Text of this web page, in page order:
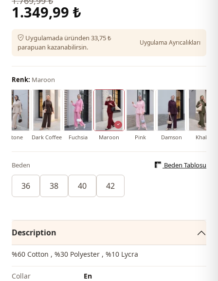
1.349,99 ₺
Uygulamada üründen 33,75 ₺
parapuan kazanabilirsin.
Uygulama Ayrıcalıkları
Renk: Maroon
Stone Dark Coffee Fuchsia Maroon Pink Damson Khaki
Beden Beden Tablosu
36 38 40 42
Description
%60 Cotton , %30 Polyester , %10 Lycra
Collar En